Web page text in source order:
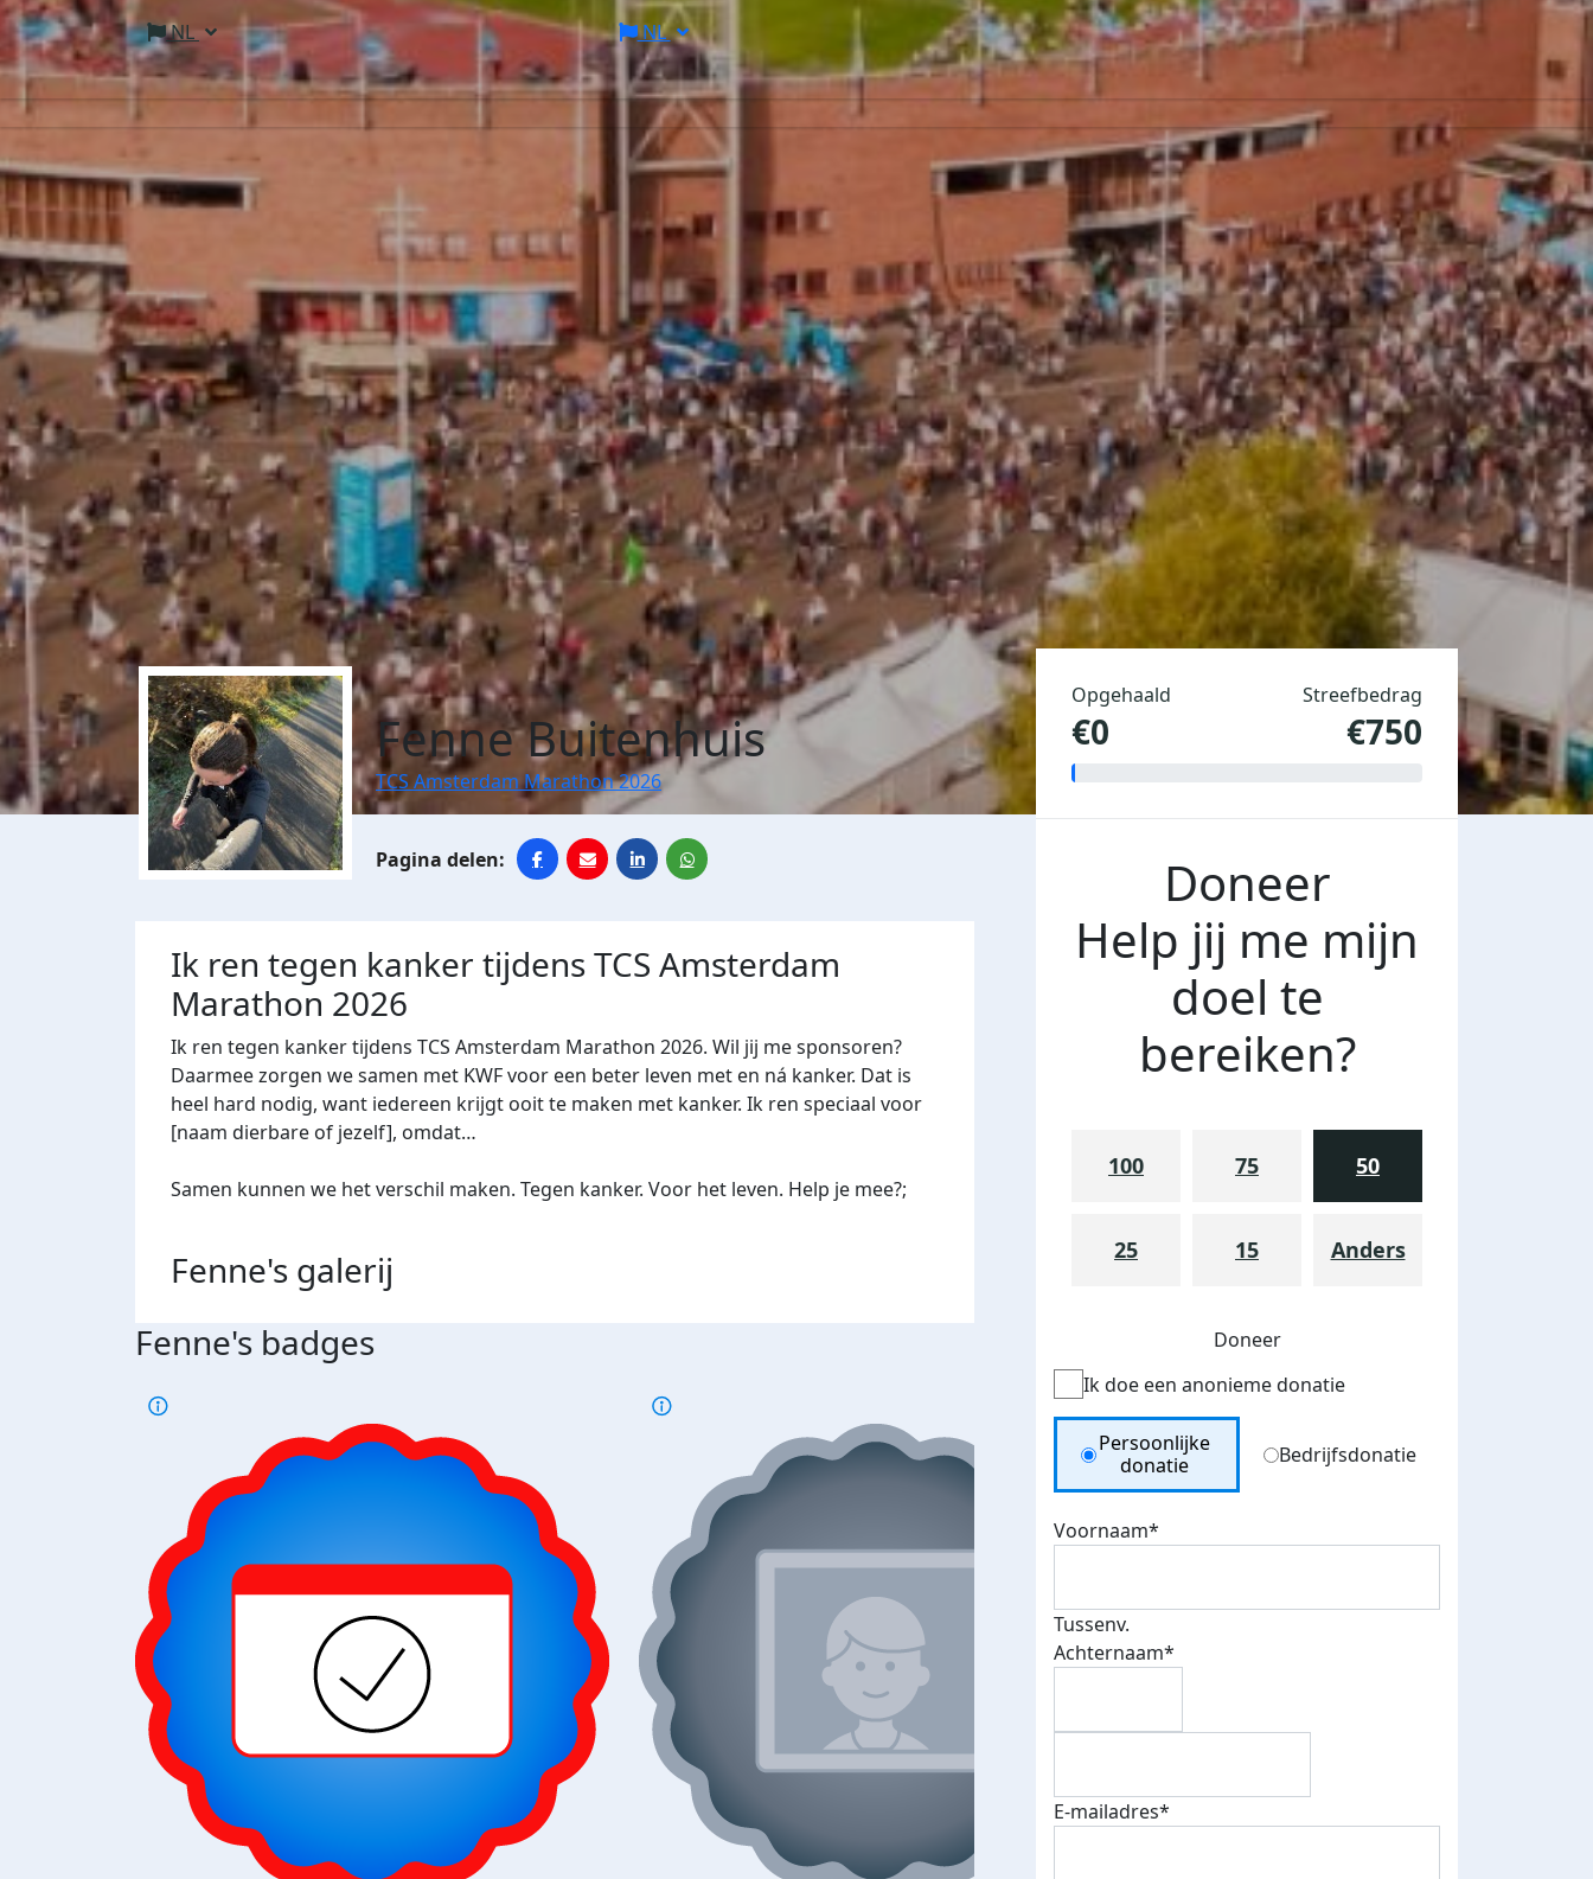
NL NL
Fenne Buitenhuis
TCS Amsterdam Marathon 2026
Ik ren tegen kanker tijdens TCS Amsterdam
Marathon 2026
Ik ren tegen kanker tijdens TCS Amsterdam Marathon 2026. Wil jij me sponsoren?
Daarmee zorgen we samen met KWF voor een beter leven met en ná kanker. Dat is
heel hard nodig, want iedereen krijgt ooit te maken met kanker. Ik ren speciaal voor
[naam dierbare of jezelf], omdat…
Samen kunnen we het verschil maken. Tegen kanker. Voor het leven. Help je mee?;
Fenne's galerij
Fenne's badges
Opgehaald
€0
Streefbedrag
€750
Doneer
Help jij me mijn
doel te
bereiken?
100 75 50
25 15 Anders
Doneer
Ik doe een anonieme donatie
Donation Type
Persoonlijke
donatie
Bedrijfsdonatie
Voornaam*
Tussenv.
Achternaam*
E-mailadres*